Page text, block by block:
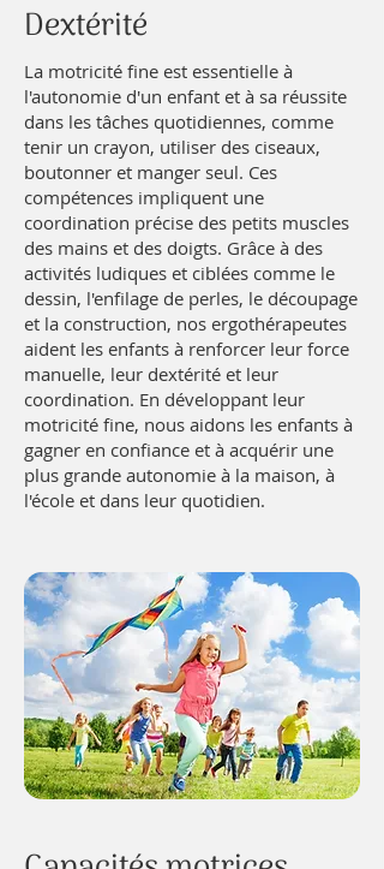
Dextérité
La motricité fine est essentielle à
l'autonomie d'un enfant et à sa réussite
dans les tâches quotidiennes, comme
tenir un crayon, utiliser des ciseaux,
boutonner et manger seul. Ces
compétences impliquent une
coordination précise des petits muscles
des mains et des doigts. Grâce à des
activités ludiques et ciblées comme le
dessin, l'enfilage de perles, le découpage
et la construction, nos ergothérapeutes
aident les enfants à renforcer leur force
manuelle, leur dextérité et leur
coordination. En développant leur
motricité fine, nous aidons les enfants à
gagner en confiance et à acquérir une
plus grande autonomie à la maison, à
l'école et dans leur quotidien.